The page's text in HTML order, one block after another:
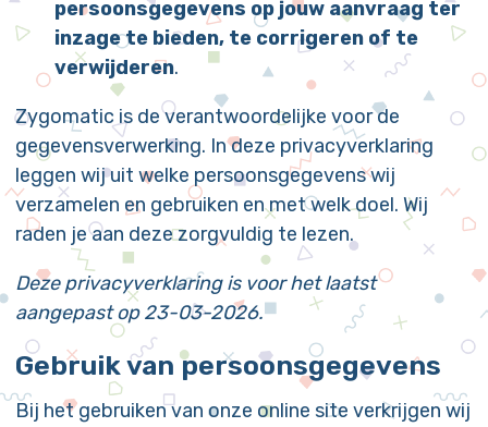
persoonsgegevens op jouw aanvraag ter
inzage te bieden, te corrigeren of te
verwijderen.
Zygomatic is de verantwoordelijke voor de
gegevensverwerking. In deze privacyverklaring
leggen wij uit welke persoonsgegevens wij
verzamelen en gebruiken en met welk doel. Wij
raden je aan deze zorgvuldig te lezen.
Deze privacyverklaring is voor het laatst
aangepast op 23-03-2026.
Gebruik van persoonsgegevens
Bij het gebruiken van onze online site verkrijgen wij